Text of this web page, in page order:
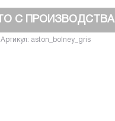
С ПРОИЗВОДСТВА
Артикул: aston_bolney_gris